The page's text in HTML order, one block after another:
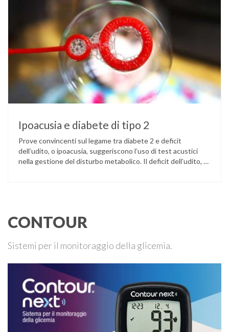
Ipoacusia e diabete di tipo 2
Prove convincenti sul legame tra diabete 2 e deficit
dell’udito, o ipoacusia, suggeriscono l’uso di test acustici
nella gestione del disturbo metabolico. Il deficit dell’udito, o
CONTOUR
Sistemi per il monitoraggio della glicemia.